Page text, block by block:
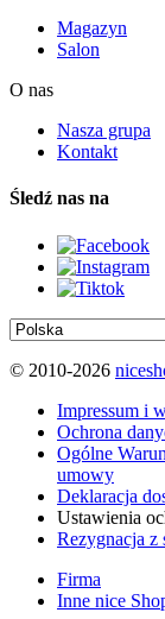
Magazyn
Salon
O nas
Nasza grupa
Kontakt
Śledź nas na
© 2010-2026
Impressum i
Ochrona
Ogólne
umowy
Deklaracja
Ustawienia
Rezygnacja z
Firma
Inne nice